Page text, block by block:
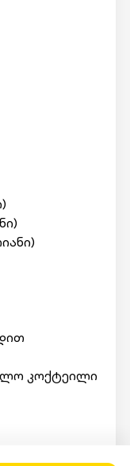
კოქტეილი